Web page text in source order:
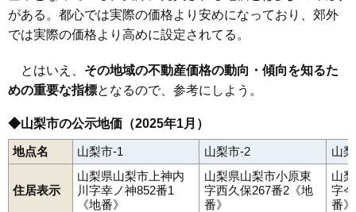
がある。都心では実際の価格より安めになっており、郊外
では実際の価格より高めに設定されてる。
とはいえ、 その地域の不動産価格の動向・傾向を知るた
めの重要な指標となるので、参考にしよう。
◆山梨市の公示地価（2025年1月）
地点名 山梨市-1 山梨市-2 山
住居表示
山梨県山梨市上神内
川字幸ノ神852番1
《地番》
山梨県山梨市小原東
字西久保267番2《地
番》
山
字
番》
上之割鴨居寺 北 小原西 小原東 三ケ所下石森下井尻
下神内川
下栗原正徳寺大工七日市場東東後屋敷牧丘町窪平
牧丘町倉科牧丘町杣口牧丘町西保下牧丘町西保中
牧丘町室伏 万力 三富川浦 三富徳和 南
東山梨駅山梨市駅